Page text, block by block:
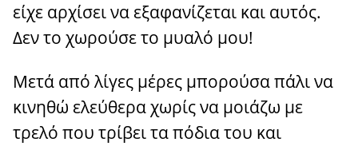
είχε αρχίσει να εξαφανίζεται και αυτός.
Δεν το χωρούσε το μυαλό μου!
Μετά από λίγες μέρες μπορούσα πάλι να
κινηθώ ελεύθερα χωρίς να μοιάζω με
τρελό που τρίβει τα πόδια του και